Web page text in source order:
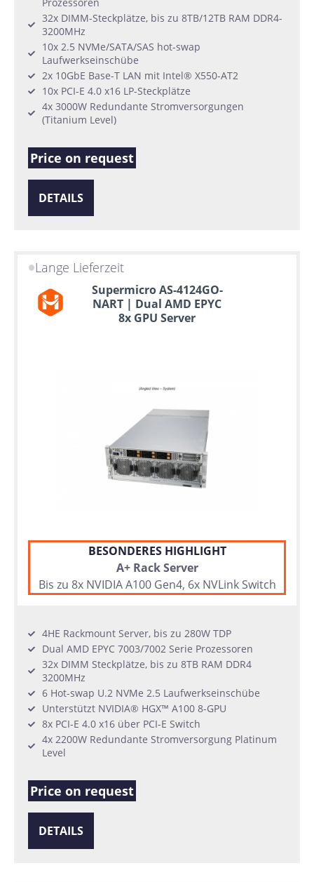
32x DIMM-Steckplätze, bis zu 8TB/12TB RAM DDR4-
3200MHz
10x 2.5 NVMe/SATA/SAS hot-swap
Laufwerkseinschübe
2x 10GbE Base-T LAN mit Intel® X550-AT2
10x PCI-E 4.0 x16 LP-Steckplätze
4x 3000W Redundante Stromversorgungen
(Titanium Level)
Price on request
DETAILS
Lange Lieferzeit
Supermicro AS-4124GO-
NART | Dual AMD EPYC
8x GPU Server
BESONDERES HIGHLIGHT
A+ Rack Server
Bis zu 8x NVIDIA A100 Gen4, 6x NVLink Switch
4HE Rackmount Server, bis zu 280W TDP
Dual AMD EPYC 7003/7002 Serie Prozessoren
32x DIMM Steckplätze, bis zu 8TB RAM DDR4
3200MHz
6 Hot-swap U.2 NVMe 2.5 Laufwerkseinschübe
Unterstützt NVIDIA® HGX™ A100 8-GPU
8x PCI-E 4.0 x16 über PCI-E Switch
4x 2200W Redundante Stromversorgung Platinum
Level
Price on request
DETAILS